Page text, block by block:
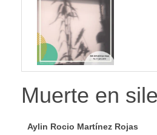
Muerte en
Aylin Rocio Martínez Rojas